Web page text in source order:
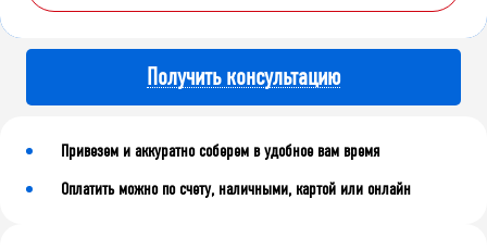
Получить консультацию
Привезем и аккуратно соберем в удобное вам время
Оплатить можно по счету, наличными, картой или онлайн